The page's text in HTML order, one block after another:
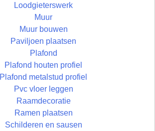
Loodgieterswerk
Muur
Muur bouwen
Paviljoen plaatsen
Plafond
Plafond houten profiel
Plafond metalstud profiel
Pvc vloer leggen
Raamdecoratie
Ramen plaatsen
Schilderen en sausen